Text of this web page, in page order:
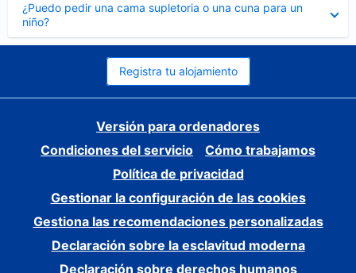
¿Puedo pedir una cama supletoria o una cuna para un
niño?
cerrado
Registra tu alojamiento
Versión para ordenadores
Condiciones del servicio
Cómo trabajamos
Política de privacidad
Gestionar la configuración de las cookies
Gestiona las recomendaciones personalizadas
Declaración sobre la esclavitud moderna
Declaración sobre derechos humanos